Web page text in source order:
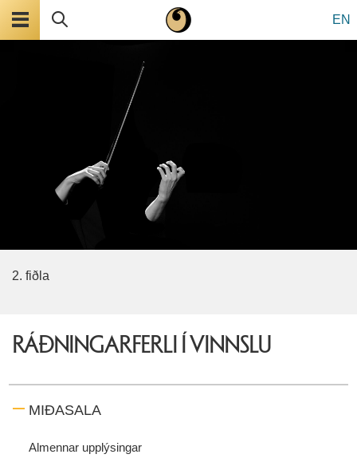
EN
2. fiðla
RÁÐNINGARFERLI Í VINNSLU
MIÐASALA
Almennar upplýsingar